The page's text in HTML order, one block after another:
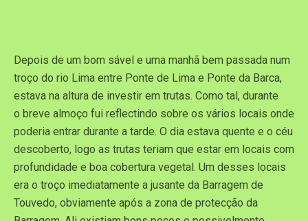
Depois de um bom sável e uma manhã bem passada num
troço do rio Lima entre Ponte de Lima e Ponte da Barca,
estava na altura de investir em trutas. Como tal, durante
o breve almoço fui reflectindo sobre os vários locais onde
poderia entrar durante a tarde. O dia estava quente e o céu
descoberto, logo as trutas teriam que estar em locais com
profundidade e boa cobertura vegetal. Um desses locais
era o troço imediatamente a jusante da Barragem de
Touvedo, obviamente após a zona de protecção da